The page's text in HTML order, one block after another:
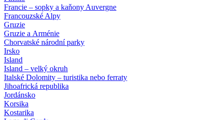
Francie – sopky a kaňony Auvergne
Francouzské Alpy
Gruzie
Gruzie a Arménie
Chorvatské národní parky
Irsko
Island
Island – velký okruh
Italské Dolomity – turistika nebo ferraty
Jihoafrická republika
Jordánsko
Korsika
Kostarika